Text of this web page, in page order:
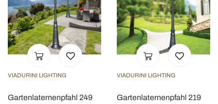
VIADURINI LIGHTING
Gartenlaternenpfahl 249
VIADURINI LIGHTING
Gartenlaternenpfahl 219